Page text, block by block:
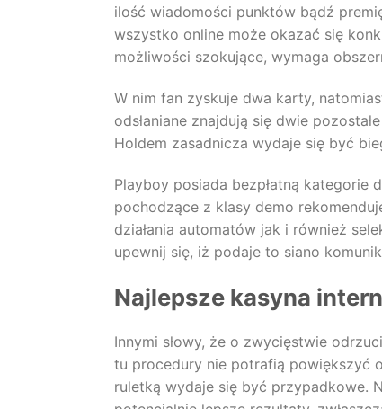
ilość wiadomości punktów bądź
wszystko online może okazać się
możliwości szokujące, wymaga
W nim fan zyskuje dwa karty,
odsłaniane znajdują się dwie
Holdem zasadnicza wydaje się być
Playboy posiada bezpłatną
pochodzące z klasy demo
działania automatów jak i również
upewnij się, iż podaje to siano
Najlepsze kasyna
Innymi słowy, że o zwycięstwie
tu procedury nie potrafią powiększyć
ruletką wydaje się być przypadkowe.